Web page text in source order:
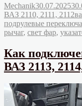
ВАЗ
2110»
Автор
Mechanik30.07.2025
ВАЗ 2110, 2111, 2112
подрулевые
рычаг, свет фар,
Как
ВАЗ 2113,